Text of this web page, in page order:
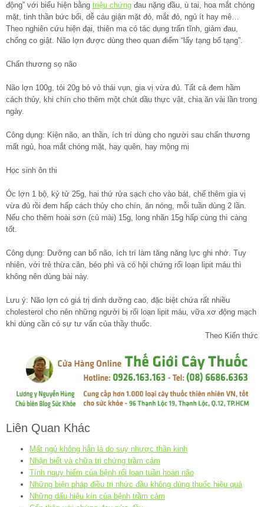
động” với biểu hiện bằng triệu chứng đau nặng đầu, ù tai, hoa mắt chóng
mặt, tinh thần bức bối, dễ cáu giận mặt đỏ, mắt đỏ, ngủ ít hay mê…
Theo nghiên cứu hiện đại, thiên ma có tác dụng trấn tĩnh, giảm đau,
chống co giật. Não lợn được dùng theo quan điểm “lấy tạng bổ tạng”.
Chấn thương sọ não
Não lợn 100g, tỏi 20g bỏ vỏ thái vụn, gia vị vừa đủ. Tất cả đem hầm
cách thủy, khi chín cho thêm một chút dầu thực vật, chia ăn vài lần trong
ngày.
Công dụng: Kiện não, an thần, ích trí dùng cho người sau chấn thương
mất ngủ, hoa mắt chóng mặt, hay quên, hay mộng mị
Học sinh ôn thi
Óc lợn 1 bộ, kỷ tử 25g, hai thứ rửa sạch cho vào bát, chế thêm gia vị
vừa đủ rồi đem hấp cách thủy cho chín, ăn nóng, mỗi tuần dùng 2 lần.
Nếu cho thêm hoài sơn (củ mài) 15g, long nhãn 15g hấp cùng thì càng
tốt.
Công dụng: Dưỡng can bổ não, ích trí làm tăng năng lực ghi nhớ. Tuy
nhiên, với trẻ thừa cân, béo phì và có hội chứng rối loạn lipit máu thì
không nên dùng bài này.
Lưu ý: Não lợn có giá trị dinh dưỡng cao, đặc biệt chứa rất nhiều
cholesterol cho nên những người bị rối loạn lipit máu, vữa xơ động mạch
khi dùng cần có sự tư vấn của thầy thuốc.
Theo Kiến thức
Liên Quan Khác
Mất ngủ không hẳn là do suy nhược thần kinh
Nhận biết và chữa trị chứng trầm cảm
Tính nguy hiểm của bệnh rối loạn tuần hoàn não
Những biện pháp điều trị nhức đầu không dùng thuốc hiệu quả
Những dấu hiệu kín của bệnh trầm cảm